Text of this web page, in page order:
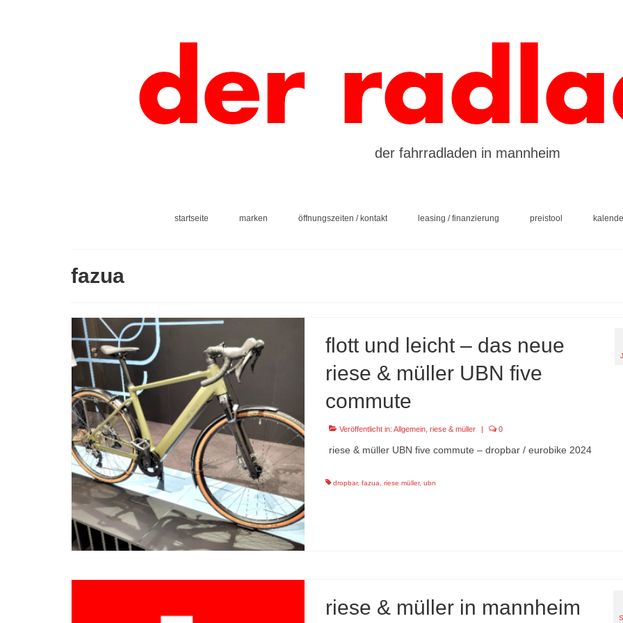
der fahrradladen in mannheim
startseite marken öffnungszeiten / kontakt leasing / finanzierung preistool
fazua
flott und leicht – das neue
riese & müller UBN five
commute
Veröffentlicht in: Allgemein, riese & müller | 0
riese & müller UBN five commute – dropbar / eurobike 2024
dropbar, fazua riese müller, ubn
riese & müller in mannheim